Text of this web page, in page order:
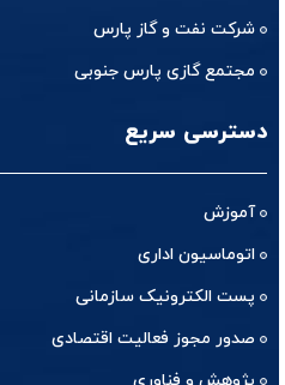
شرکت نفت و گاز پارس
مجتمع گازی پارس جنوبی
دسترسی سریع
آموزش
اتوماسیون اداری
پست الکترونیک سازمانی
صدور مجوز فعالیت اقتصادی